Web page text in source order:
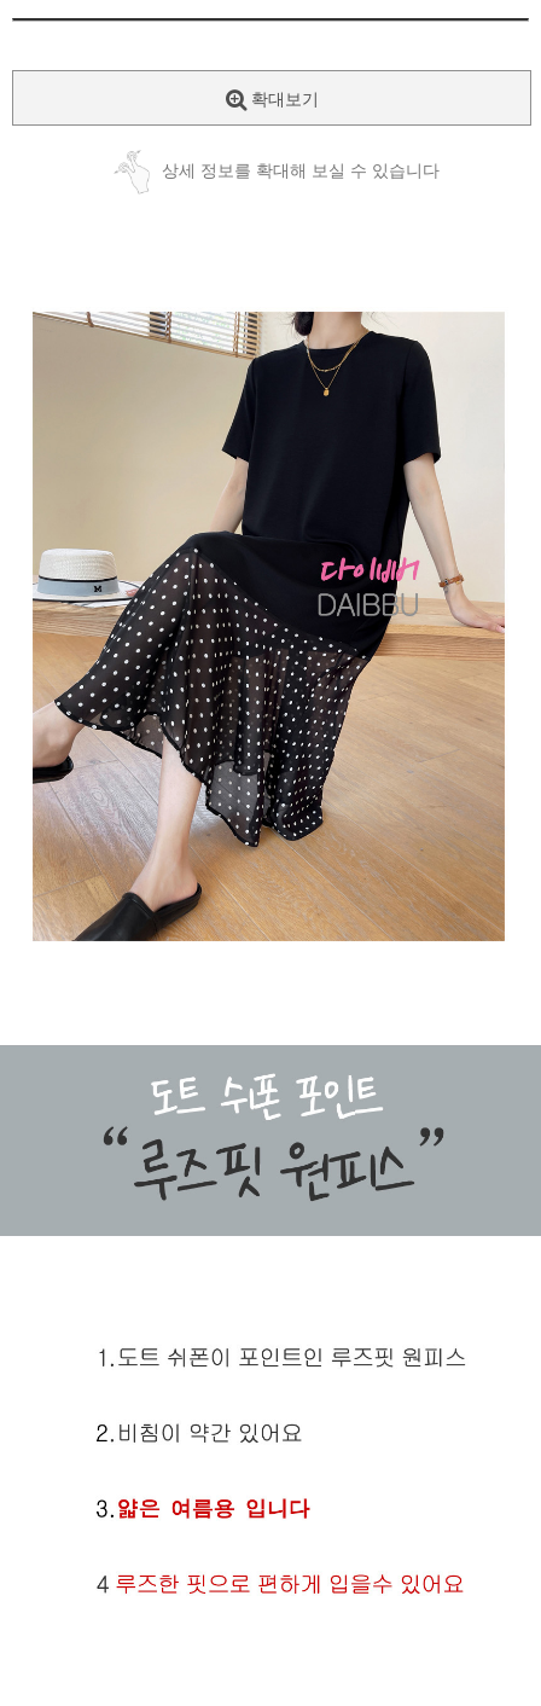
확대보기
상세 정보를 확대해 보실 수 있습니다